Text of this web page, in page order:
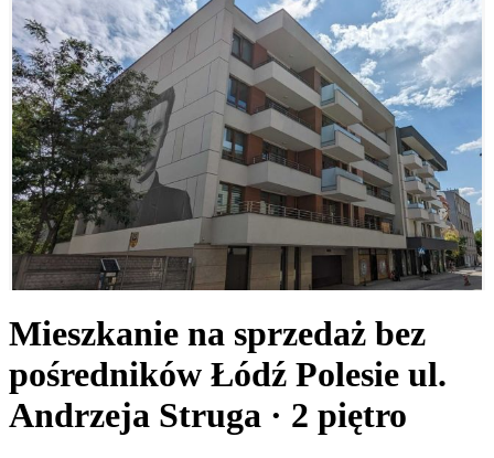
Mieszkanie na sprzedaż bez
pośredników Łódź Polesie ul.
Andrzeja Struga · 2 piętro